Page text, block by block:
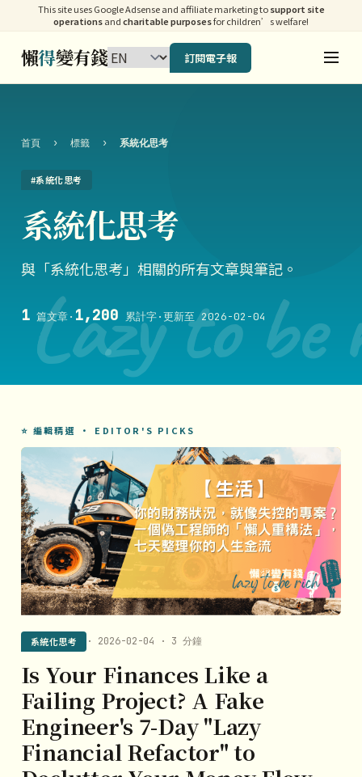
This site uses Google Adsense and affiliate marketing tosupport site
operationsandcharitable purposesfor children’s welfare!
懶得變有錢 訂閱電子報
Lazy to be
首頁 › 標籤 › 系統化思考
#系統化思考
系統化思考
與「系統化思考」相關的所有文章與筆記。
1篇文章· 1,200 累計字·更新至 2026-02-04
⭐ 編輯精選 · EDITOR'S PICKS
系統化思考 · 2026-02-04 · 3 分鐘
Is Your Finances Like a
Failing Project? A Fake
Engineer's 7-Day "Lazy
Financial Refactor" to